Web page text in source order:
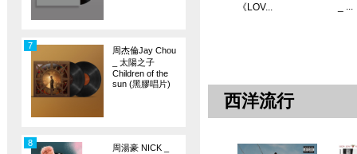
周杰倫Jay Chou
_ 太陽之子
Children of the
sun (黑膠唱片)
7
周湯豪 NICK _
8
《LOV...
_ ...
西洋流行